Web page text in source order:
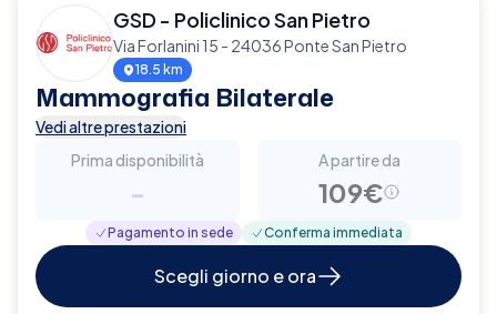
GSD - Policlinico San Pietro
Via Forlanini 15 - 24036 Ponte San Pietro
18.5 km
Mammografia Bilaterale
Vedi altre prestazioni
Prima disponibilità
-
A partire da
109€
Pagamento in sede Conferma immediata
Scegli giorno e ora